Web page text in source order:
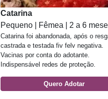
Catarina
Pequeno | Fêmea | 2 a 6
Catarina foi abandonada, após o
castrada e testada fiv felv negativa.
Vacinas por conta do adotante.
Indispensável redes de proteção.
Quero Adotar